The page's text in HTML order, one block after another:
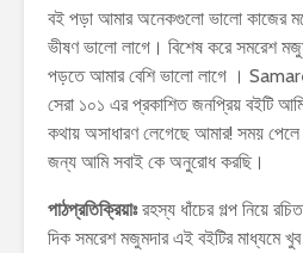
বই পড়া আমার অনেকগুলো ভালো কাজের
ভীষণ ভালো লাগে। বিশেষ করে সমরেশ
পড়তে আমার বেশি ভালো লাগে ।
সেরা ১০১ এর প্রকাশিত জনপ্রিয় বইটি
কথায় অসাধারণ লেগেছে আমার! সময়
জন্য আমি সবাই কে অনুরোধ করছি।
পাঠপ্রতিক্রিয়াঃরহস্য ধাঁচের গল্প নিয়ে
দিক সমরেশ মজুমদার এই বইটির মাধ্যমে খুব